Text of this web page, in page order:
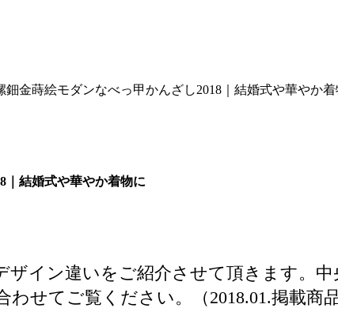
鈿金蒔絵モダンなべっ甲かんざし2018｜結婚式や華やか着
｜結婚式や華やか着物に
イン違いをご紹介させて頂きます。
せてご覧ください。（2018.01.掲載商品